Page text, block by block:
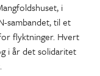
i
sambandet, til et
flyktninger. Hvert
i år det solidaritet